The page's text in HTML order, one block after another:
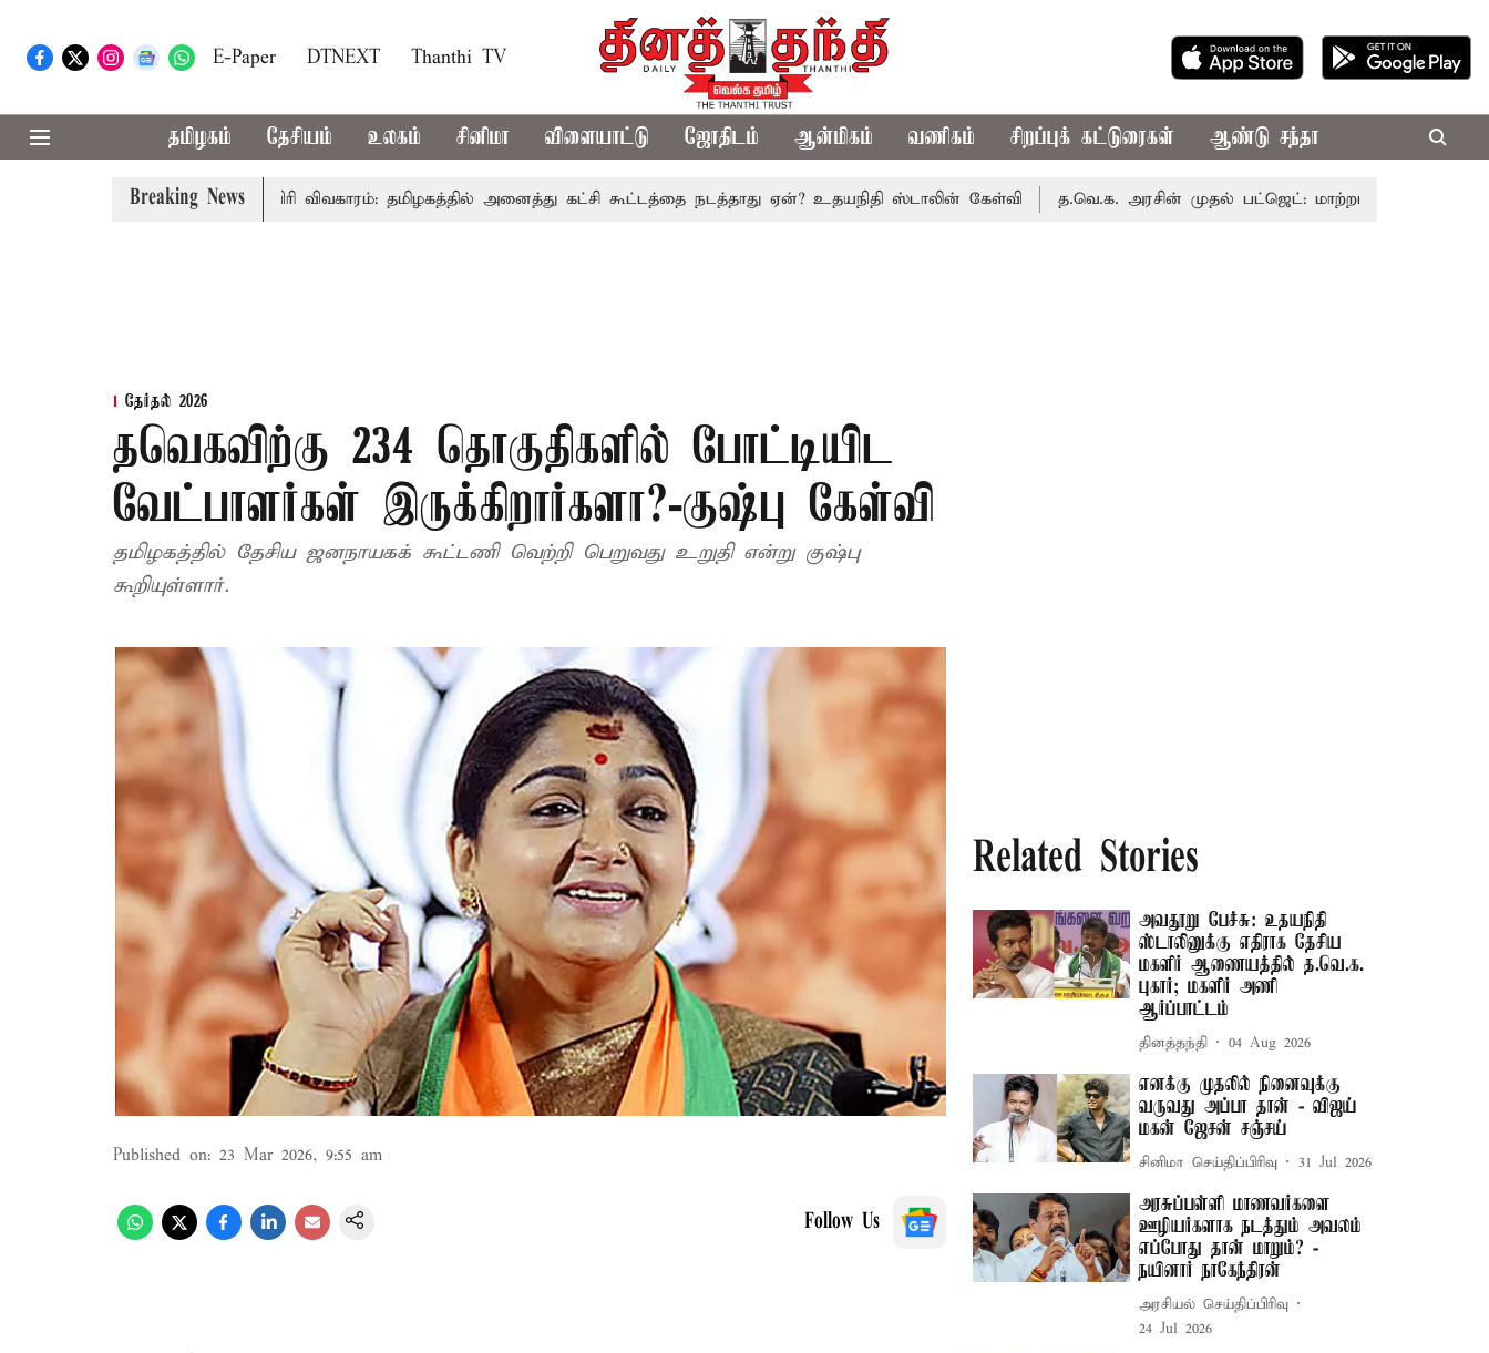
E-Paper DTNEXT Thanthi TV
தமிழகம் தேசியம் உலகம் சினிமா விளையாட்டு ஜோதிடம் ஆன்மிகம் வணிகம் சிறப்புக் கட்டுரைகள் ஆண்டு சந்தா
Breaking News
விஜய் உரை காவிரி விவகாரம்: தமிழகத்தில் அனைத்து கட்சி கூட்டத்தை நடத்தாது ஏன்? உதயநிதி ஸ்டாலின் கேள்வி த.வெ.க. அரசின் முதல் பட்ஜெட்: மாற்றமா?, தடுமாற்றமா?
தேர்தல் 2026
தவெகவிற்கு 234 தொகுதிகளில் போட்டியிட
வேட்பாளர்கள் இருக்கிறார்களா?-குஷ்பு கேள்வி
தமிழகத்தில் தேசிய ஜனநாயகக் கூட்டணி வெற்றி பெறுவது உறுதி என்று குஷ்பு
கூறியுள்ளார்.
Published on: 23 Mar 2026, 9:55 am
Follow Us
Related Stories
அவதூறு பேச்சு: உதயநிதி
ஸ்டாலினுக்கு எதிராக தேசிய
மகளிர் ஆணையத்தில் த.வெ.க.
புகார்; மகளிர் அணி
ஆர்ப்பாட்டம்
தினத்தந்தி 04 Aug 2026
எனக்கு முதலில் நினைவுக்கு
வருவது அப்பா தான் - விஜய்
மகன் ஜேசன் சஞ்சய்
சினிமா செய்திப்பிரிவு 31 Jul 2026
அரசுப்பள்ளி மாணவர்களை
ஊழியர்களாக நடத்தும் அவலம்
எப்போது தான் மாறும்? -
நயினார் நாகேந்திரன்
அரசியல் செய்திப்பிரிவு
24 Jul 2026